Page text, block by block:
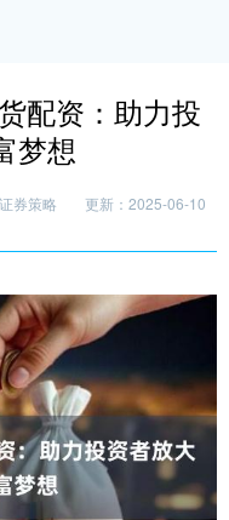
配资：助力投
梦想
券策略
更新：2025-06-10